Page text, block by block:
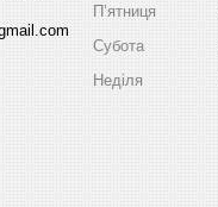
Пʼятниця
Субота
Неділя